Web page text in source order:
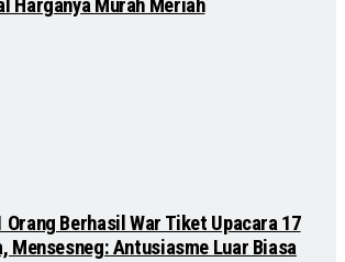
Harganya Murah Meriah
Orang Berhasil War Tiket Upacara 17
Mensesneg: Antusiasme Luar Biasa